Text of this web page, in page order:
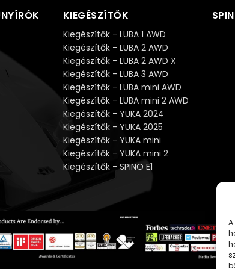
KIEGÉSZÍTŐK
Kiegészítők - LUBA 1 AWD
Kiegészítők - LUBA 2 AWD
Kiegészítők - LUBA 2 AWD X
Kiegészítők - LUBA 3 AWD
Kiegészítők - LUBA mini AWD
Kiegészítők - LUBA mini 2 AWD
Kiegészítők - YUKA 2024
Kiegészítők - YUKA 2025
Kiegészítők - YUKA mini
Kiegészítők - YUKA mini 2
Kiegészítők - SPINO E1